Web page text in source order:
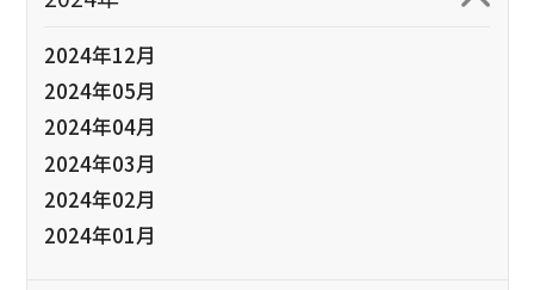
2024年12月
2024年05月
2024年04月
2024年03月
2024年02月
2024年01月